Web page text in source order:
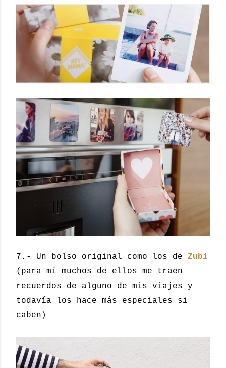
7.- Un bolso original como los de Zubi
(para mí muchos de ellos me traen
recuerdos de alguno de mis viajes y
todavía los hace más especiales si
caben)